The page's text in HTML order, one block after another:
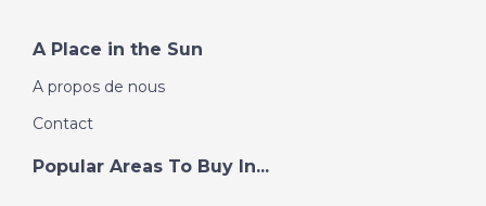
A Place in the Sun
A propos de nous
Contact
Popular Areas To Buy In...